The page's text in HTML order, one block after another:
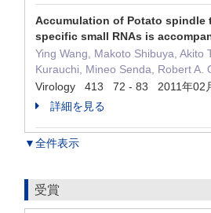
Accumulation of Potato spindle
specific small RNAs is
Ying Wang, Makoto Shibuya, Akito
Kurauchi, Mineo Senda, Robert A.
Virology 413 72 - 83 2011年02
詳細を見る
▼全件表示
受賞